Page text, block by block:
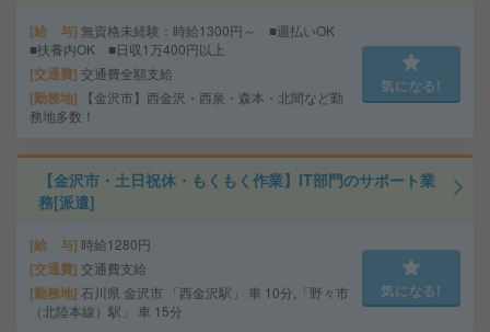
給 与 無資格未経験：時給1300円～ ■週払いOK
■扶養内OK ■日収1万400円以上
交通費 交通費全額支給
勤務地
【金沢市】西金沢・西泉・森本・北間など勤
務地多数！
気になる!
【金沢市・土日祝休・もくもく作業】IT部門のサポート業
務[派遣]
給 与 時給1280円
交通費 交通費支給
勤務地 石川県 金沢市 「西金沢駅」 車 10分,「野々市
（北陸本線）駅」 車 15分
気になる!